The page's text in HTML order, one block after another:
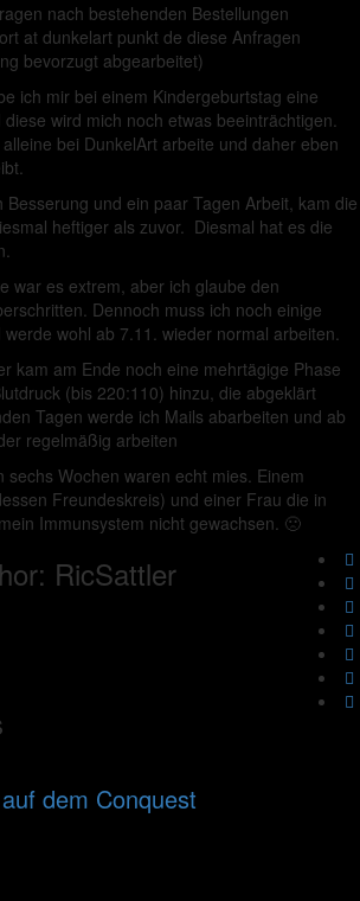
nach bestehenden Bestellungen
at dunkelart punkt de diese Anfragen
bevorzugt abgearbeitet)
ich mir bei einem Kindergeburtstag eine
wird mich noch etwas beeinträchtigen.
bei DunkelArt arbeite und daher eben
Besserung und ein paar Tagen Arbeit, kam die
heftiger als zuvor. Diesmal hat es die
war es extrem, aber ich glaube den
Dennoch muss ich noch einige
wohl ab 7.11. wieder normal arbeiten.
kam am Ende noch eine mehrtägige Phase
(bis 220:110) hinzu, die abgeklärt
Tagen werde ich Mails abarbeiten und ab
regelmäßig arbeiten
sechs Wochen waren echt mies. Einem
Freundeskreis) und einer Frau die in
Immunsystem nicht gewachsen. 🙁
RicSattler
dem Conquest